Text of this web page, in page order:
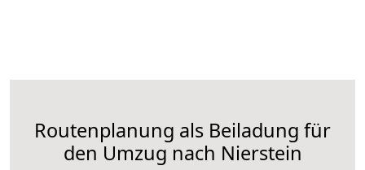
Routenplanung als Beiladung für
den Umzug nach Nierstein